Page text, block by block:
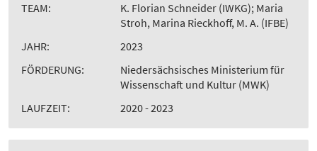
TEAM:
K. Florian Schneider (IWKG); Maria
Stroh, Marina Rieckhoff, M. A. (IFBE)
JAHR:
2023
FÖRDERUNG:
Niedersächsisches Ministerium für
Wissenschaft und Kultur (MWK)
LAUFZEIT:
2020 - 2023